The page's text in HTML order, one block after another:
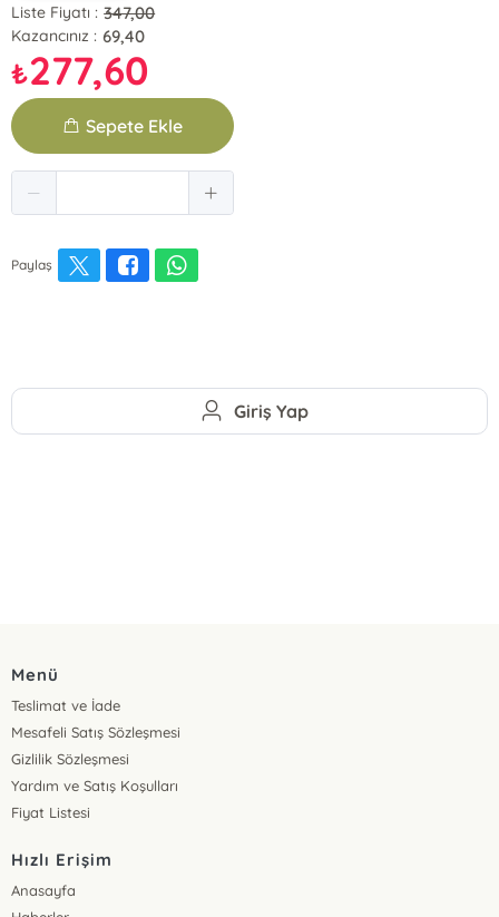
Liste Fiyatı : 347,00
Kazancınız : 69,40
₺277,60
Sepete Ekle
Paylaş
Giriş Yap
Menü
Teslimat ve İade
Mesafeli Satış Sözleşmesi
Gizlilik Sözleşmesi
Yardım ve Satış Koşulları
Fiyat Listesi
Hızlı Erişim
Anasayfa